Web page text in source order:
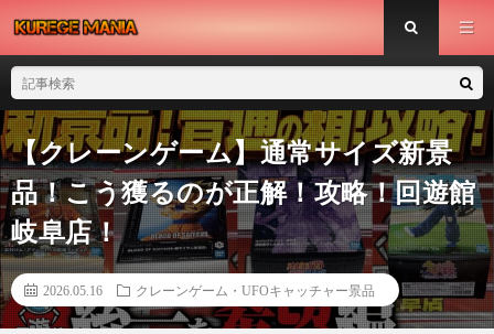
【クレーンゲーム】通常サイズ新景
品！こう獲るのが正解！攻略！回遊館
岐阜店！
2026.05.16 クレーンゲーム・UFOキャッチャー景品